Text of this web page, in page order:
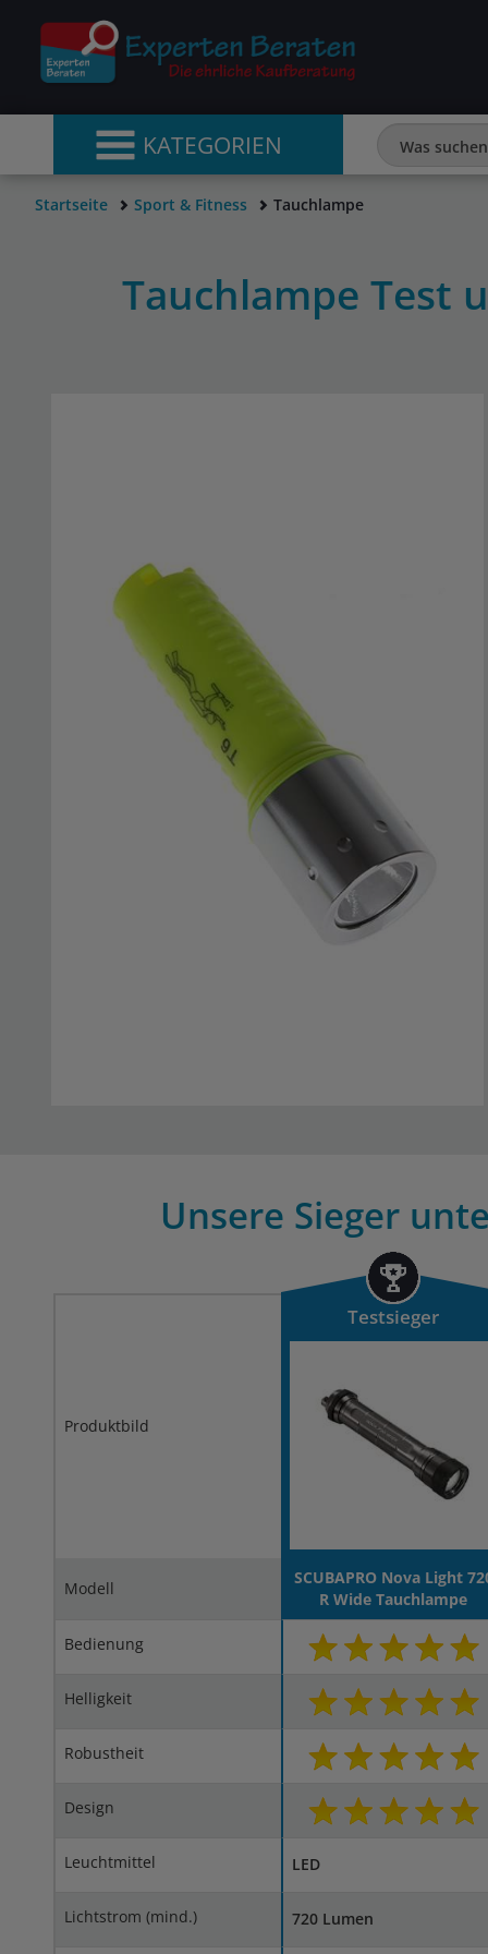
KATEGORIEN
Startseite Sport & Fitness Tauchlampe
Tauchlampe Test
Unsere Sieger
Produktbild
Testsieger
Modell
SCUBAPRO Nova Light
R Wide Tauchlampe
Bedienung
Helligkeit
Robustheit
Design
Leuchtmittel LED
Lichtstrom (mind.) 720 Lumen